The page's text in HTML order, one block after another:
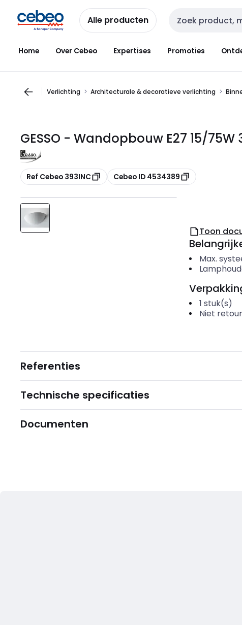
naar
navigatie
naar
inhoud
Alle producten Zoekveld invoer
Home Over Cebeo Expertises Promoties
Verlichting Architecturale & decoratieve verlichting
GESSO - Wandopbouw E27 15/75W
Kopiëren
Ref Cebeo 393INC Kopiëren
Cebeo ID 4534389
Toon
Max.
1 stuk(s)
Niet
Referenties
Technische specificaties
Documenten